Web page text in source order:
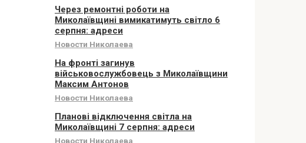
Через ремонтні роботи на
Миколаївщині вимикатимуть світло 6
серпня: адреси
Новости Николаева
На фронті загинув
військовослужбовець з Миколаївщини
Максим Антонов
Новости Николаева
Планові відключення світла на
Миколаївщині 7 серпня: адреси
Новости Николаева